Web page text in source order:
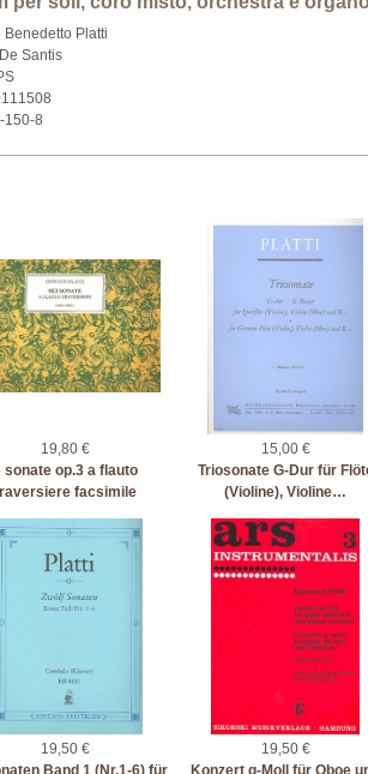
Benedetto Platti
Santis
150-8
19,80 €
sonate op.3 a flauto
facsimile
15,00 €
Triosonate G-Dur für
(Violine), Violine…
19,50 €
Band 1 (Nr.1-6) für
19,50 €
Konzert g-Moll für Oboe